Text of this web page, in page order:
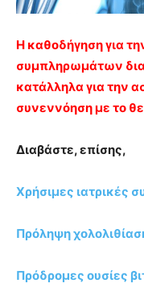
Η καθοδήγηση για
συμπληρωμάτων
κατάλληλα για την
συνεννόηση με το
Διαβάστε, επίσης,
Χρήσιμες ιατρικές
Πρόληψη
Πρόδρομες ουσίες